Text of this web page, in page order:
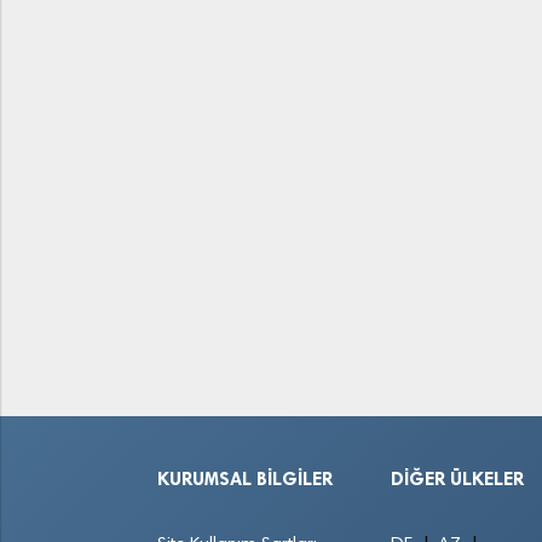
KURUMSAL BILGILER DIĞER ÜLKELER